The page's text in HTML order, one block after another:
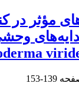
مؤثر در
139-153